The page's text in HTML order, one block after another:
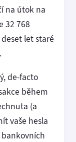
na útok na
32 768
let staré
de-facto
během
(a
vaše hesla